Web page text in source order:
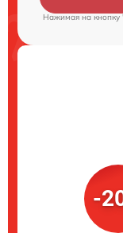
Нажимая на кнопку
-